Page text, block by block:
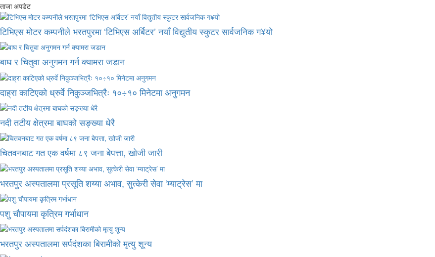
ताजा अपडेट
टिभिएस मोटर कम्पनीले भरतपुरमा ‘टिभिएस अर्बिटर’ नयाँ विद्युतीय स्कुटर सार्वजनिक ग¥यो
बाघ र चितुवा अनुगमन गर्न क्यामरा जडान
दाह्रा काटिएको ध्रुर्वे निकुञ्जभित्रैः १०÷१० मिनेटमा अनुगमन
नदी तटीय क्षेत्रमा बाघको सङ्ख्या धेरै
चितवनबाट गत एक वर्षमा ८९ जना बेपत्ता, खोजी जारी
भरतपुर अस्पतालमा प्रसूति शय्या अभाव, सुत्केरी सेवा ‘म्याट्रेस’ मा
पशु चौपायमा कृत्रिम गर्भाधान
भरतपुर अस्पतालमा सर्पदंशका बिरामीको मृत्यु शून्य